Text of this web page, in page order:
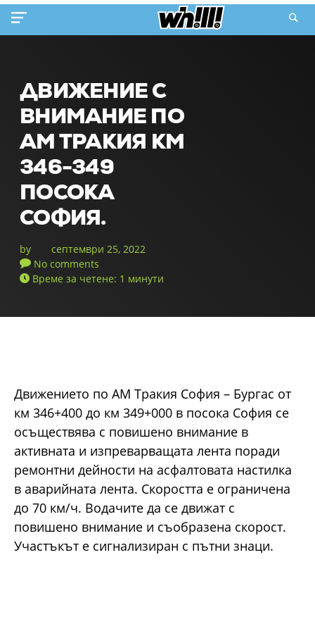
ДВИЖЕНИЕ С
ВНИМАНИЕ ПО
АМ ТРАКИЯ КМ
346-349
ПОСОКА
СОФИЯ.
by
септември 25, 2022
No comments
Време за четене: 1 минути
Движението по АМ Тракия София – Бургас от
км 346+400 до км 349+000 в посока София се
осъществява с повишено внимание в
активната и изпреварващата лента поради
ремонтни дейности на асфалтовата настилка
в аварийната лента. Скоростта е ограничена
до 70 км/ч. Водачите да се движат с
повишено внимание и съобразена скорост.
Участъкът е сигнализиран с пътни знаци.